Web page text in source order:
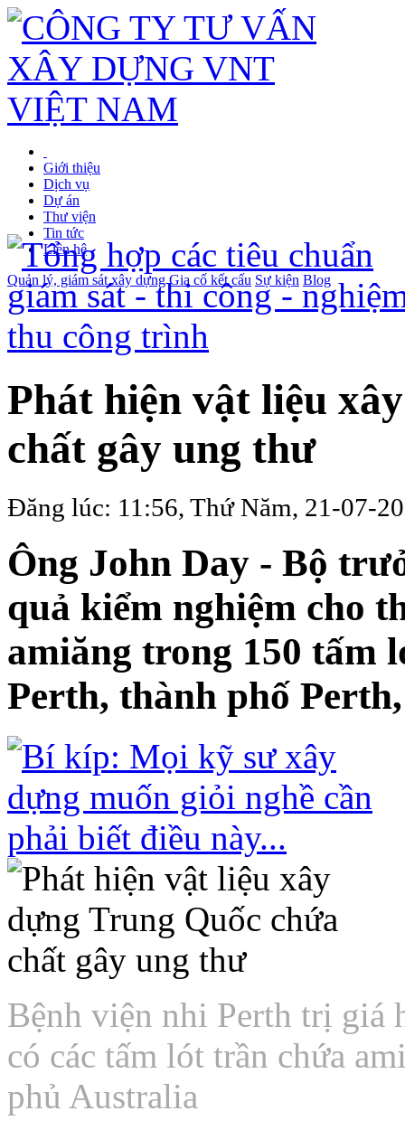
Giới thiệu
Dịch vụ
Dự án
Thư viện
Tin tức
Liên hệ
Quản lý, giám sát xây dựng Gia cố kết cấu Sự kiện Blog
Phát hiện vật liệu
chất gây ung thư
Đăng lúc: 11:56, Thứ Năm, 21-07-
Ông John Day - Bộ
quả kiểm nghiệm cho
amiăng trong 150 tấm
Perth, thành phố
Bệnh viện nhi Perth trị giá
có các tấm lót trần chứa
phủ Australia